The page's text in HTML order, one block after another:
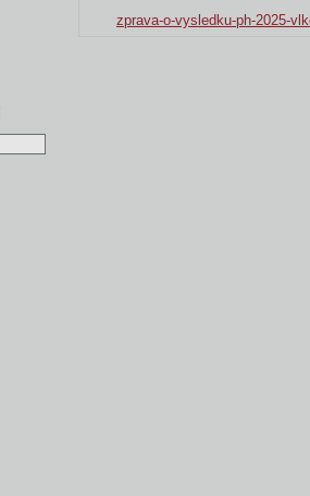
zprava-o-vysledku-ph-2025-